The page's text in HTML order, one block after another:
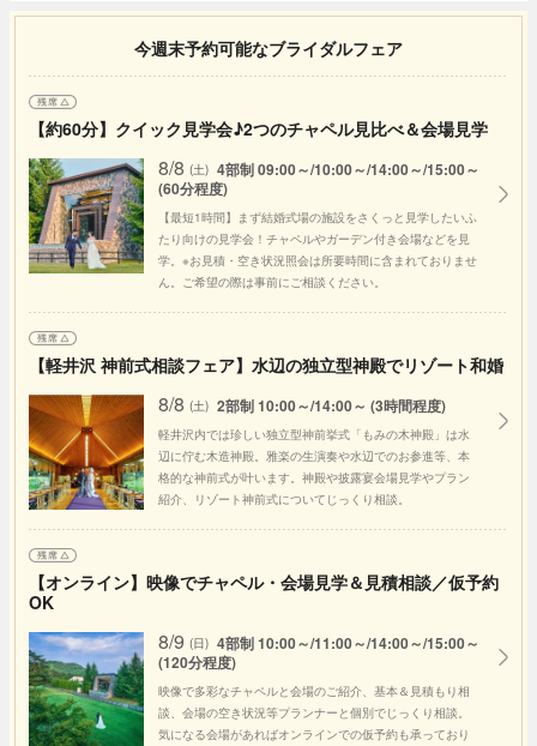
今週末予約可能なブライダルフェア
【約60分】クイック見学会♪2つのチャペル見比べ＆会場見学
8/8 (土) 4部制 09:00～/10:00～/14:00～/15:00～
(60分程度)
【最短1時間】まず結婚式場の施設をさくっと見学したいふ
たり向けの見学会！チャペルやガーデン付き会場などを見
学。※お見積・空き状況照会は所要時間に含まれておりませ
ん。ご希望の際は事前にご相談ください。
【軽井沢 神前式相談フェア】水辺の独立型神殿でリゾート和婚
8/8 (土) 2部制 10:00～/14:00～ (3時間程度)
軽井沢内では珍しい独立型神前挙式「もみの木神殿」は水
辺に佇む木造神殿。雅楽の生演奏や水辺でのお参進等、本
格的な神前式が叶います。神殿や披露宴会場見学やプラン
紹介、リゾート神前式についてじっくり相談。
【オンライン】映像でチャペル・会場見学＆見積相談／仮予約
OK
8/9 (日) 4部制 10:00～/11:00～/14:00～/15:00～
(120分程度)
映像で多彩なチャペルと会場のご紹介、基本＆見積もり相
談、会場の空き状況等プランナーと個別でじっくり相談。
気になる会場があればオンラインでの仮予約も承っており